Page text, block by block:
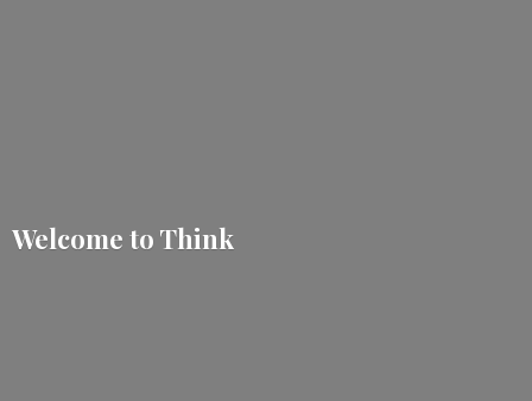
Welcome to Think